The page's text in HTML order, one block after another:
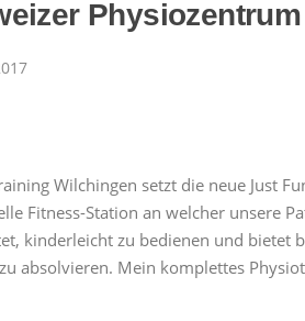
Wilchingen setzt die neue Just
Fitness-Station an welcher unsere
kinderleicht zu bedienen und bietet
absolvieren. Mein komplettes